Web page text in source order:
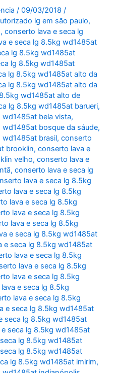
/09/03/2018 /
lg em são paulo,
,conserto lava e seca lg
e seca lg 8.5kg wd1485at
lg 8.5kg wd1485at
lg 8.5kg wd1485at
lg 8.5kg wd1485at alto da
lg 8.5kg wd1485at alto da
wd1485at alto de
lg 8.5kg wd1485at barueri,
bela vista,
bosque da sáude,
wd1485at brasil,conserto
brooklin,conserto lava e
velho,conserto lava e
,conserto lava e seca lg
lava e seca lg 8.5kg
lava e seca lg 8.5kg
lava e seca lg 8.5kg
lava e seca lg 8.5kg
lava e seca lg 8.5kg
e seca lg 8.5kg wd1485at
e seca lg 8.5kg wd1485at
lava e seca lg 8.5kg
lava e seca lg 8.5kg
lava e seca lg 8.5kg
e seca lg 8.5kg
lava e seca lg 8.5kg
e seca lg 8.5kg wd1485at
seca lg 8.5kg wd1485at
seca lg 8.5kg wd1485at
lg 8.5kg wd1485at
lg 8.5kg wd1485at
lg 8.5kg wd1485at imirim,